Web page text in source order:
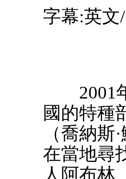
字幕:英文
2001年
國的特種
（喬納斯
在當地尋
人阿布林